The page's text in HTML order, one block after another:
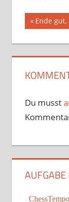
Beitrag:
Ende
Du musst
AUFGABE